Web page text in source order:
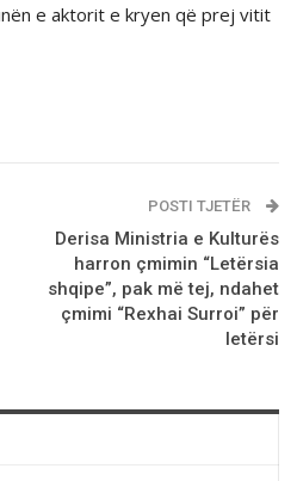
e aktorit e kryen që prej vitit
POSTI TJETËR
Derisa Ministria e Kulturës
harron çmimin “Letërsia
shqipe”, pak më tej, ndahet
çmimi “Rexhai Surroi” për
letërsi